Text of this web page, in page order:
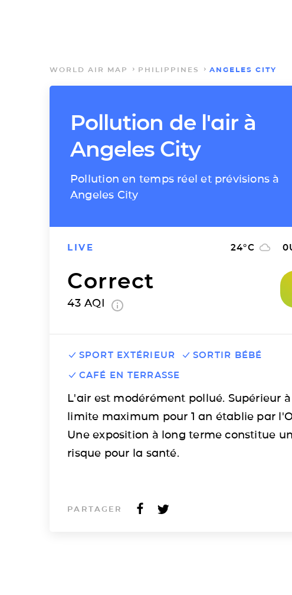
WORLD AIR MAP PHILIPPINES ANGELES CITY
Pollution de l'air à
Angeles City
Pollution en temps réel et prévisions à
Angeles City
LIVE 24°C 0
Correct
43 AQI
SPORT EXTÉRIEUR
SORTIR BÉBÉ
CAFÉ EN TERRASSE
L'air est modérément pollué. Supérieur
limite maximum pour 1 an établie par
Une exposition à long terme constitue un
risque pour la santé.
PARTAGER